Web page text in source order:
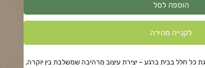
הוספה לסל
לקנייה מהירה
חלל בבית ברגע – יצירת עיצוב מרהיבה שמשלבת בין יוקרה,